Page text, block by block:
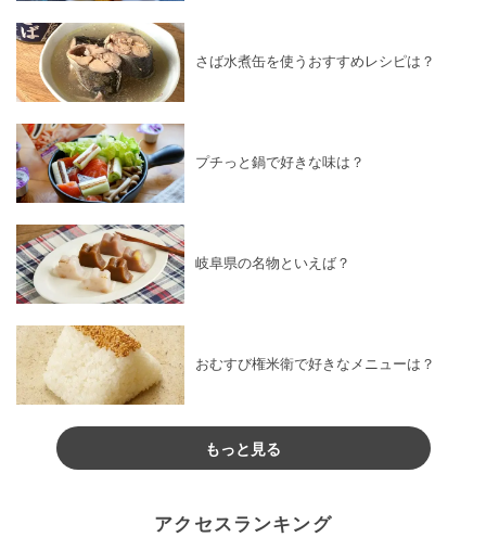
さば水煮缶を使うおすすめレシピは？
プチっと鍋で好きな味は？
岐阜県の名物といえば？
おむすび権米衛で好きなメニューは？
もっと見る
アクセスランキング